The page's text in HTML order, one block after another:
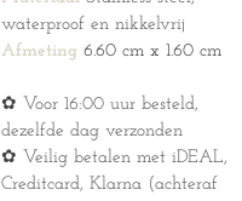
waterproof en nikkelvrij
Afmeting 6.60 cm x 1.60 cm
✿ Voor 16:00 uur besteld,
dezelfde dag verzonden
✿ Veilig betalen met iDEAL,
Creditcard, Klarna (achteraf